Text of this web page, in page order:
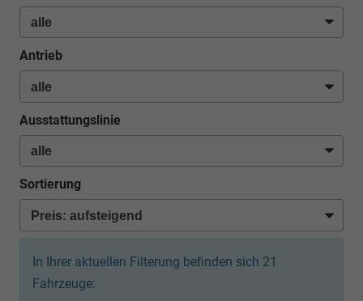
Antrieb
Ausstattungslinie
Sortierung
In Ihrer aktuellen Filterung befinden sich 21
Fahrzeuge: